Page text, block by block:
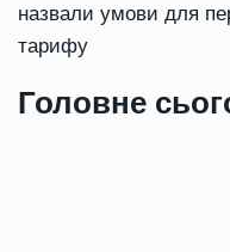
назвали умови для
тарифу
Головне